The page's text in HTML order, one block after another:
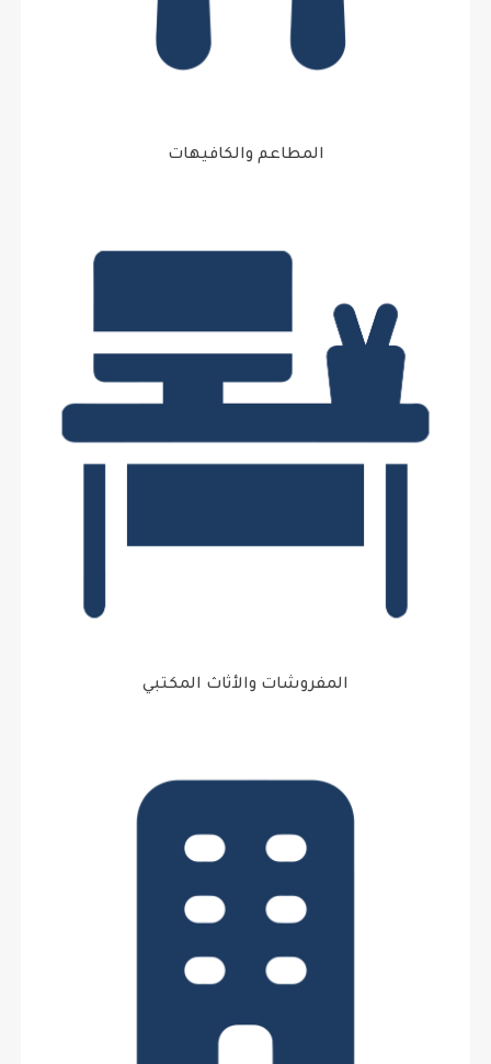
المطاعم والكافيهات
المفروشات والأثاث المكتبي